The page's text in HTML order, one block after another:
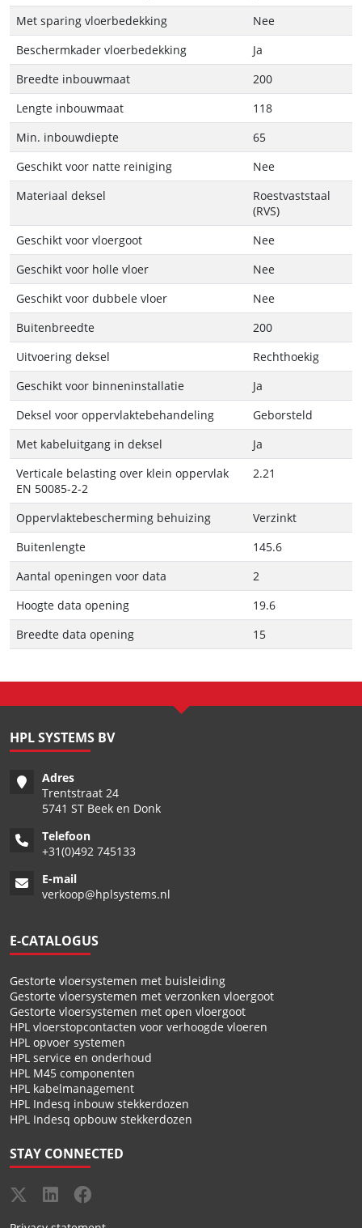
Met sparing vloerbedekking
Nee
Beschermkader vloerbedekking
Ja
Breedte inbouwmaat
200
Lengte inbouwmaat
118
Min. inbouwdiepte
65
Geschikt voor natte reiniging
Nee
Materiaal deksel
Roestvaststaal
(RVS)
Geschikt voor vloergoot
Nee
Geschikt voor holle vloer
Nee
Geschikt voor dubbele vloer
Nee
Buitenbreedte
200
Uitvoering deksel
Rechthoekig
Geschikt voor binneninstallatie
Ja
Deksel voor oppervlaktebehandeling
Geborsteld
Met kabeluitgang in deksel
Ja
Verticale belasting over klein oppervlak
EN 50085-2-2
2.21
Oppervlaktebescherming behuizing
Verzinkt
Buitenlengte
145.6
Aantal openingen voor data
2
Hoogte data opening
19.6
Breedte data opening
15
HPL SYSTEMS BV
Adres
Trentstraat 24
5741 ST Beek en Donk
Telefoon
+31(0)492 745133
E-mail
verkoop@hplsystems.nl
E-CATALOGUS
Gestorte vloersystemen met buisleiding
Gestorte vloersystemen met verzonken vloergoot
Gestorte vloersystemen met open vloergoot
HPL vloerstopcontacten voor verhoogde vloeren
HPL opvoer systemen
HPL service en onderhoud
HPL M45 componenten
HPL kabelmanagement
HPL Indesq inbouw stekkerdozen
HPL Indesq opbouw stekkerdozen
STAY CONNECTED